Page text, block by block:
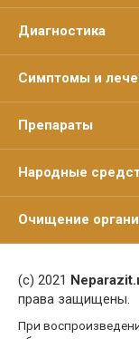
Диагностика
Симптомы и
Препараты
Народные
Очищение
(c) 2021
права защищены.
При